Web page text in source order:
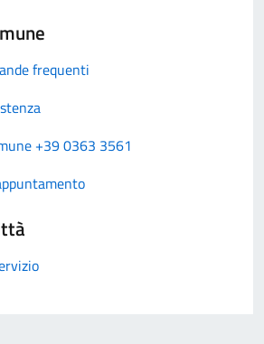
frequenti
+39 0363 3561